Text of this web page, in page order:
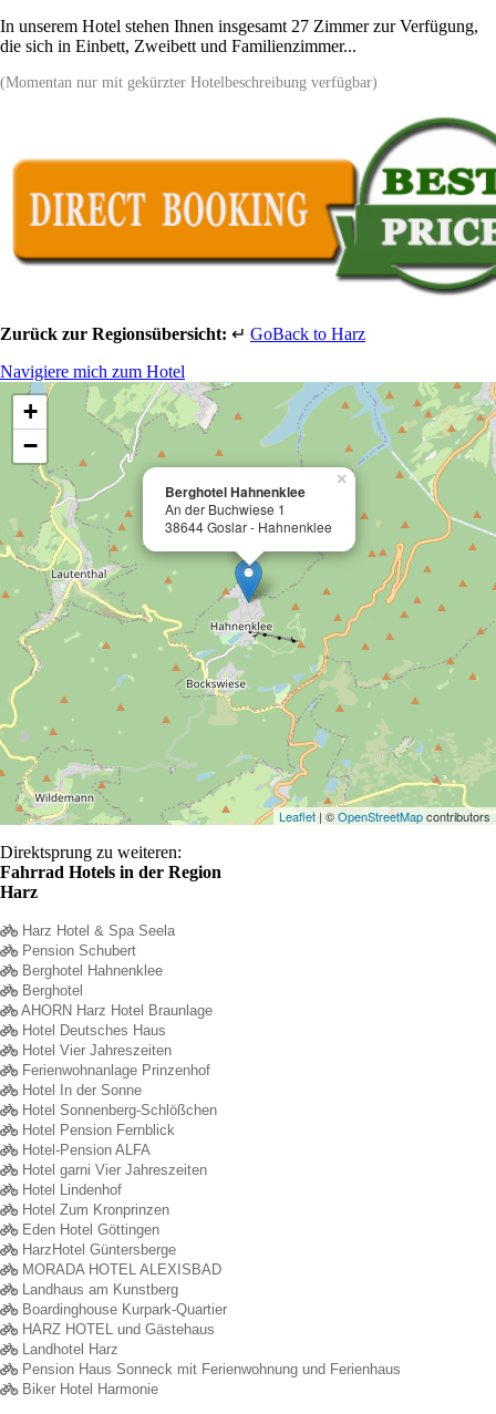
In unserem Hotel stehen Ihnen insgesamt 27 Zimmer zur Verfügung,
die sich in Einbett, Zweibett und Familienzimmer...
(Momentan nur mit gekürzter Hotelbeschreibung verfügbar)
Zurück zur Regionsübersicht: ↵ GoBack to Harz
Navigiere mich zum Hotel
Berghotel Hahnenklee
An der Buchwiese 1
38644 Goslar - Hahnenklee
×
+
−
Leaflet| ©OpenStreetMapcontributors
Direktsprung zu weiteren:
Fahrrad Hotels in der Region
Harz
Harz Hotel & Spa Seela
Pension Schubert
Berghotel Hahnenklee
Berghotel
AHORN Harz Hotel Braunlage
Hotel Deutsches Haus
Hotel Vier Jahreszeiten
Ferienwohnanlage Prinzenhof
Hotel In der Sonne
Hotel Sonnenberg-Schlößchen
Hotel Pension Fernblick
Hotel-Pension ALFA
Hotel garni Vier Jahreszeiten
Hotel Lindenhof
Hotel Zum Kronprinzen
Eden Hotel Göttingen
HarzHotel Güntersberge
MORADA HOTEL ALEXISBAD
Landhaus am Kunstberg
Boardinghouse Kurpark-Quartier
HARZ HOTEL und Gästehaus
Landhotel Harz
Pension Haus Sonneck mit Ferienwohnung und Ferienhaus
Biker Hotel Harmonie